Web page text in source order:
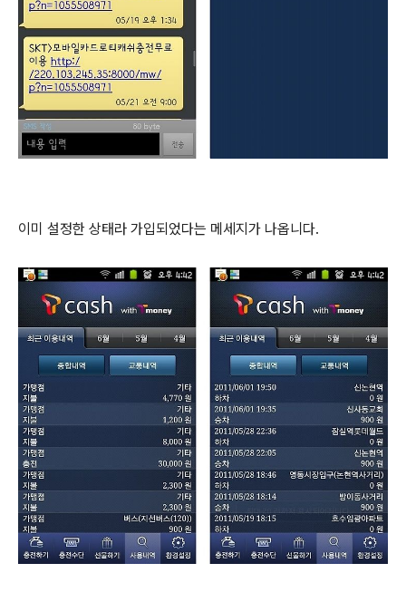
이미 설정한 상태라 가입되었다는 메세지가 나옵니다.